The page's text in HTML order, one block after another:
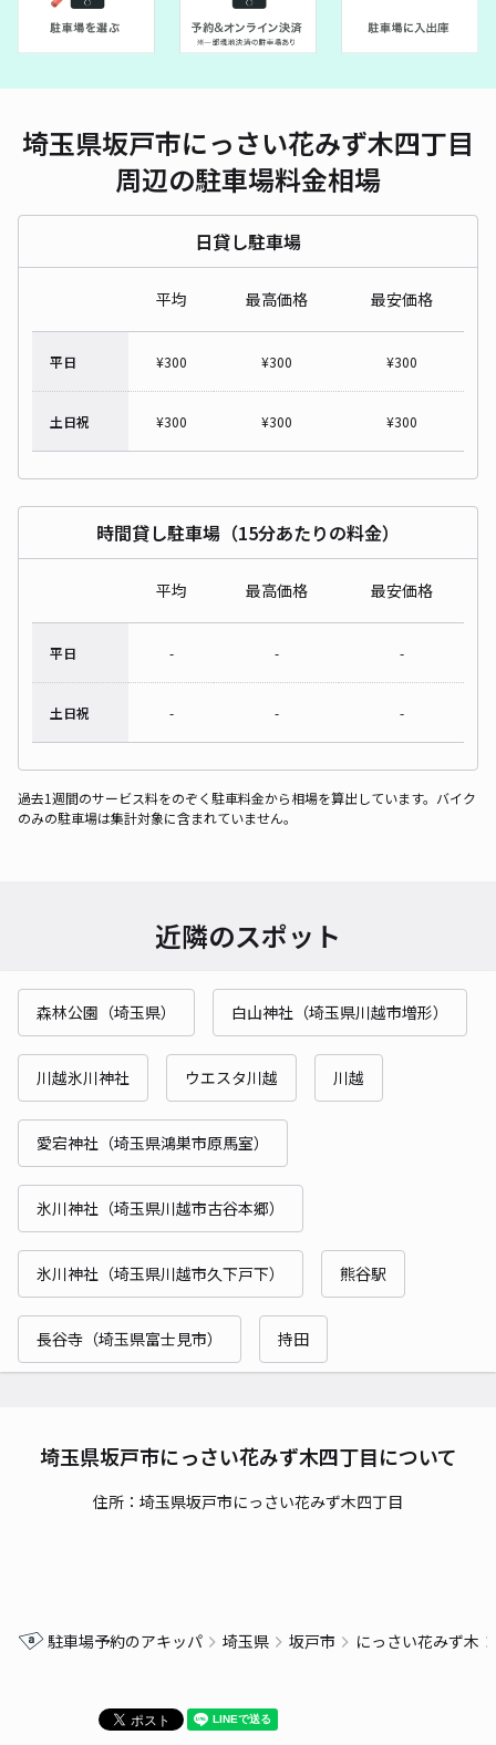
埼玉県坂戸市にっさい花みず木四丁目
周辺の駐車場料金相場
日貸し駐車場
平均 最高価格 最安価格
平日 ¥300 ¥300 ¥300
土日祝 ¥300 ¥300 ¥300
時間貸し駐車場（15分あたりの料金）
平均 最高価格 最安価格
平日 - - -
土日祝 - - -
過去1週間のサービス料をのぞく駐車料金から相場を算出しています。バイク
のみの駐車場は集計対象に含まれていません。
近隣のスポット
森林公園（埼玉県） 白山神社（埼玉県川越市増形）
川越氷川神社 ウエスタ川越 川越
愛宕神社（埼玉県鴻巣市原馬室）
氷川神社（埼玉県川越市古谷本郷）
氷川神社（埼玉県川越市久下戸下） 熊谷駅
長谷寺（埼玉県富士見市） 持田
埼玉県坂戸市にっさい花みず木四丁目について
住所：埼玉県坂戸市にっさい花みず木四丁目
駐車場予約のアキッパ 埼玉県 坂戸市 にっさい花みず木